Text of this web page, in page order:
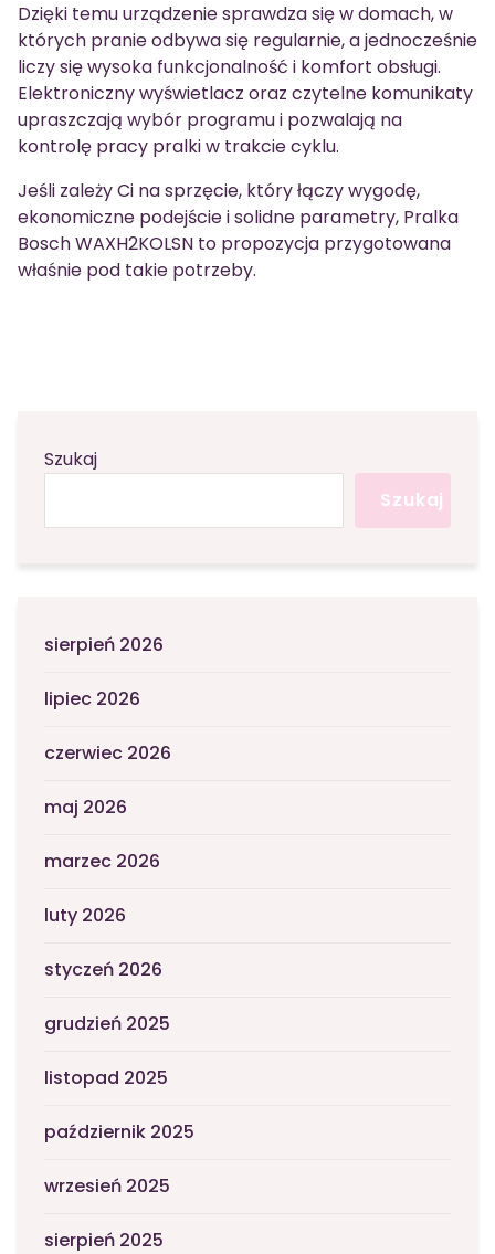
Dzięki temu urządzenie sprawdza się w domach, w
których pranie odbywa się regularnie, a jednocześnie
liczy się wysoka funkcjonalność i komfort obsługi.
Elektroniczny wyświetlacz oraz czytelne komunikaty
upraszczają wybór programu i pozwalają na
kontrolę pracy pralki w trakcie cyklu.
Jeśli zależy Ci na sprzęcie, który łączy wygodę,
ekonomiczne podejście i solidne parametry, Pralka
Bosch WAXH2KOLSN to propozycja przygotowana
właśnie pod takie potrzeby.
Szukaj
Szukaj
sierpień 2026
lipiec 2026
czerwiec 2026
maj 2026
marzec 2026
luty 2026
styczeń 2026
grudzień 2025
listopad 2025
październik 2025
wrzesień 2025
sierpień 2025